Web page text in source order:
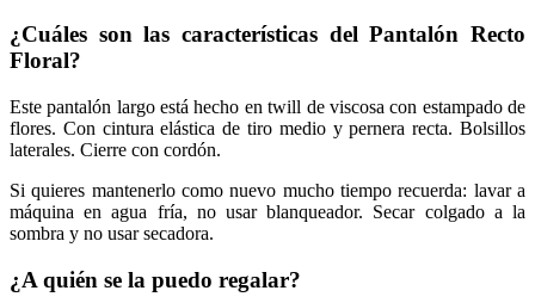
¿Cuáles son las características del Pantalón Recto
Floral?
Este pantalón largo está hecho en twill de viscosa con estampado de
flores. Con cintura elástica de tiro medio y pernera recta. Bolsillos
laterales. Cierre con cordón.
Si quieres mantenerlo como nuevo mucho tiempo recuerda: lavar a
máquina en agua fría, no usar blanqueador. Secar colgado a la
sombra y no usar secadora.
¿A quién se la puedo regalar?